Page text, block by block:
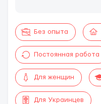
Без опыта
Постоянная работа
Для женщин
Для Украинцев